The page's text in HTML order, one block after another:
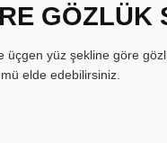
GÖZLÜK
üçgen yüz şekline göre
elde edebilirsiniz.